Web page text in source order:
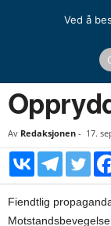
Av Redaksjonen - 17.
Fiendtlig
Ved å